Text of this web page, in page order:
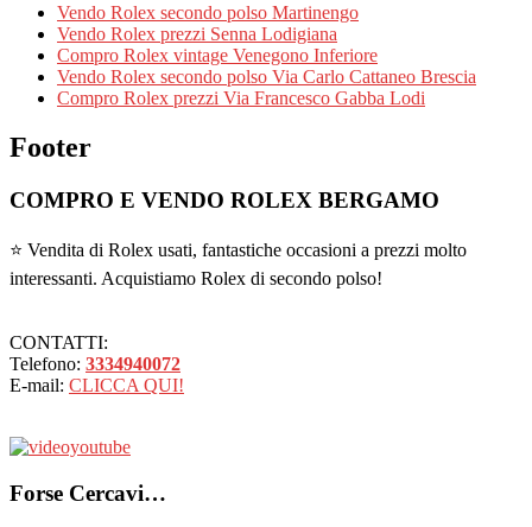
Vendo Rolex secondo polso Martinengo
Vendo Rolex prezzi Senna Lodigiana
Compro Rolex vintage Venegono Inferiore
Vendo Rolex secondo polso Via Carlo Cattaneo Brescia
Compro Rolex prezzi Via Francesco Gabba Lodi
Footer
COMPRO E VENDO ROLEX BERGAMO
⭐ Vendita di Rolex usati, fantastiche occasioni a prezzi molto
interessanti. Acquistiamo Rolex di secondo polso!
CONTATTI:
Telefono: 3334940072
E-mail: CLICCA QUI!
Forse Cercavi…